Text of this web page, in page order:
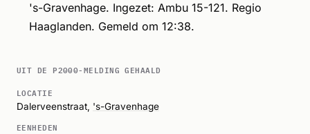
's-Gravenhage. Ingezet: Ambu 15-121. Regio
Haaglanden. Gemeld om 12:38.
UIT DE P2000-MELDING GEHAALD
LOCATIE
Dalerveenstraat, 's-Gravenhage
EENHEDEN